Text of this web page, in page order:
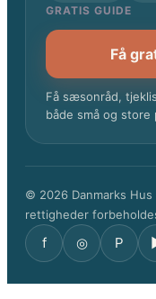
GRATIS GUIDE
Få
Få sæsonråd,
både små og store
© 2026 Danmarks Hus
rettigheder
f ◎ P